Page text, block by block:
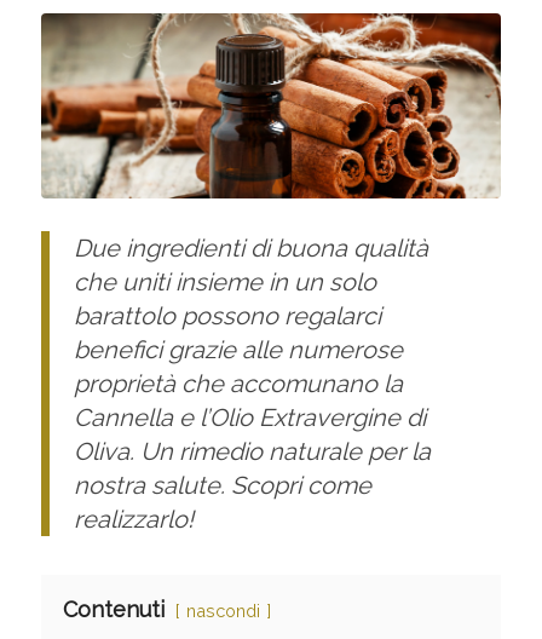
Due ingredienti di buona qualità
che uniti insieme in un solo
barattolo possono regalarci
benefici grazie alle numerose
proprietà che accomunano la
Cannella e l’Olio Extravergine di
Oliva. Un rimedio naturale per la
nostra salute. Scopri come
realizzarlo!
Contenuti nascondi